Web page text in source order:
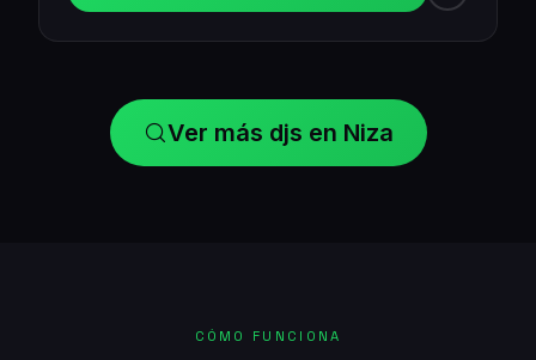
Ver más djs en Niza
CÓMO FUNCIONA